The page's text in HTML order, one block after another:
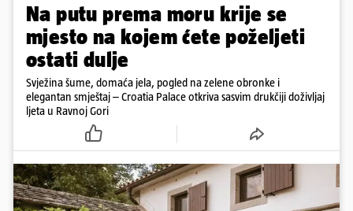
Na putu prema moru krije se
mjesto na kojem ćete poželjeti
ostati dulje
Svježina šume, domaća jela, pogled na zelene obronke i
elegantan smještaj – Croatia Palace otkriva sasvim drukčiji doživljaj
ljeta u Ravnoj Gori